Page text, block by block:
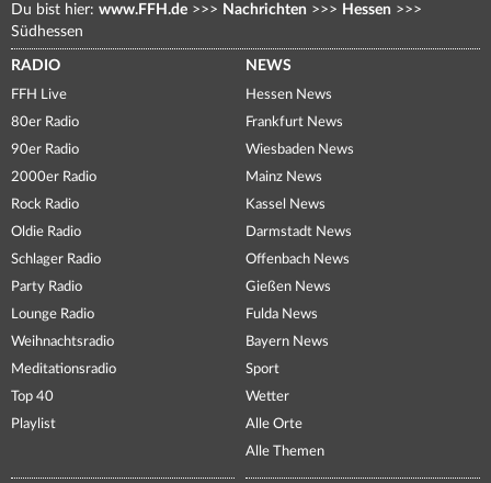
Du bist hier: www.FFH.de >>> Nachrichten >>> Hessen >>>
Südhessen
RADIO
FFH Live
80er Radio
90er Radio
2000er Radio
Rock Radio
Oldie Radio
Schlager Radio
Party Radio
Lounge Radio
Weihnachtsradio
Meditationsradio
Top 40
Playlist
NEWS
Hessen News
Frankfurt News
Wiesbaden News
Mainz News
Kassel News
Darmstadt News
Offenbach News
Gießen News
Fulda News
Bayern News
Sport
Wetter
Alle Orte
Alle Themen